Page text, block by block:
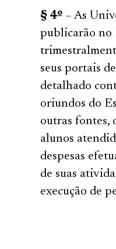
§ 4º – As
publicarão
seus portais
detalhado
oriundos do
outras fontes,
alunos
despesas
de suas
execução de